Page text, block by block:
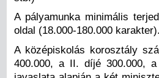
A pályamunka minimális
oldal (18.000-180.000 karakter).
A középiskolás korosztály
400.000, a II. díjé 300.000,